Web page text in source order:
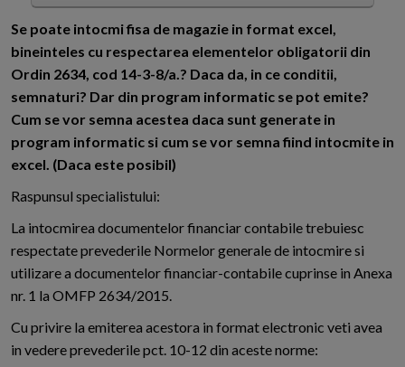
Se poate intocmi fisa de magazie in format excel,
bineinteles cu respectarea elementelor obligatorii din
Ordin 2634, cod 14-3-8/a.? Daca da, in ce conditii,
semnaturi? Dar din program informatic se pot emite?
Cum se vor semna acestea daca sunt generate in
program informatic si cum se vor semna fiind intocmite in
excel. (Daca este posibil)
Raspunsul specialistului:
La intocmirea documentelor financiar contabile trebuiesc
respectate prevederile Normelor generale de intocmire si
utilizare a documentelor financiar-contabile cuprinse in Anexa
nr. 1 la OMFP 2634/2015.
Cu privire la emiterea acestora in format electronic veti avea
in vedere prevederile pct. 10-12 din aceste norme: